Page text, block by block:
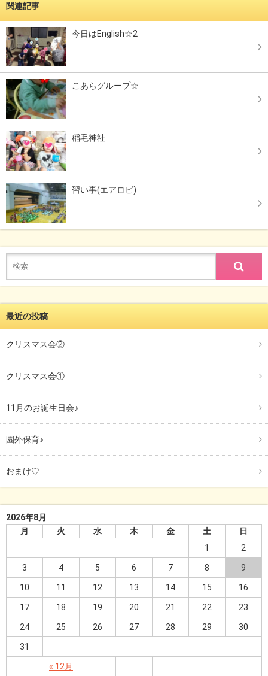
関連記事
今日はEnglish☆2
こあらグループ☆
稲毛神社
習い事(エアロビ)
最近の投稿
クリスマス会②
クリスマス会①
11月のお誕生日会♪
園外保育♪
おまけ♡
2026年8月
月
火 水 木 金 土 日
« 12月
1 2
3 4 5 6 7 8 9
10 11 12 13 14 15 16
17 18 19 20 21 22 23
24 25 26 27 28 29 30
31